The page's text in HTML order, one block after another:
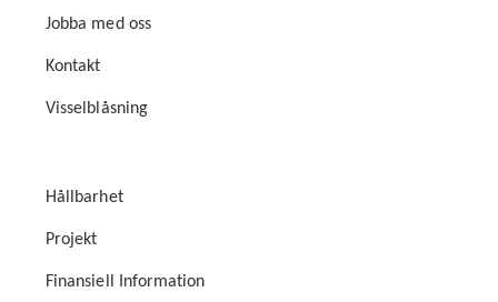
Jobba med oss
Kontakt
Visselblåsning
Hållbarhet
Projekt
Finansiell Information